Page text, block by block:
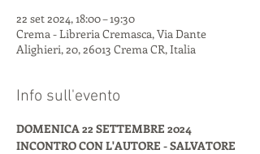
22 set 2024, 18:00 – 19:30
Crema - Libreria Cremasca, Via Dante
Alighieri, 20, 26013 Crema CR, Italia
Info sull'evento
DOMENICA 22 SETTEMBRE 2024
INCONTRO CON L'AUTORE - SALVATORE